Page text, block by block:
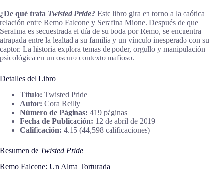
¿De qué trata Twisted Pride? Este libro gira en torno a la caótica
relación entre Remo Falcone y Serafina Mione. Después de que
Serafina es secuestrada el día de su boda por Remo, se encuentra
atrapada entre la lealtad a su familia y un vínculo inesperado con su
captor. La historia explora temas de poder, orgullo y manipulación
psicológica en un oscuro contexto mafioso.
Detalles del Libro
Título: Twisted Pride
Autor: Cora Reilly
Número de Páginas: 419 páginas
Fecha de Publicación: 12 de abril de 2019
Calificación: 4.15 (44,598 calificaciones)
Resumen de Twisted Pride
Remo Falcone: Un Alma Torturada